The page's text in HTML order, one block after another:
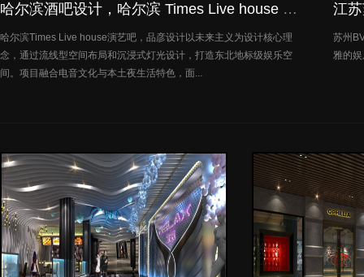
哈尔滨酒吧设计，哈尔滨 Times Live house 演艺吧设计
哈尔滨Times Live house演艺吧，品彦设计以未来主义为设计核心理
念，通过流线型空间布局和沉浸式灯光设计，打造东北地标级娱乐空
间。项目融合电音文化与本土夜生活特色，面...
江
苏州
雅的